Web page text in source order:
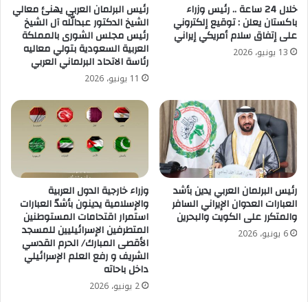
خلال 24 ساعة .. رئيس وزراء
باكستان يعلن : توقيع إلكتروني
على إتفاق سلام أمريكي إيراني
13 يونيو، 2026
رئيس البرلمان العربي يهنئ معالي
الشيخ الدكتور عبدالله آل الشيخ
رئيس مجلس الشورى بالمملكة
العربية السعودية بتولي معاليه
رئاسة الاتحاد البرلماني العربي
11 يونيو، 2026
رئيس البرلمان العربي يدين بأشد
العبارات العدوان الإيراني السافر
والمتكرر على الكويت والبحرين
6 يونيو، 2026
وزراء خارجية الدول العربية
والإسلامية يدينون بأشدّ العبارات
استمرار اقتحامات المستوطنين
المتطرفين الإسرائيليين للمسجد
الأقصى المبارك/ الحرم القدسي
الشريف و رفع العلم الإسرائيلي
داخل باحاته
2 يونيو، 2026